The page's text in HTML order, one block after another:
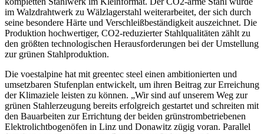
im Walzdrahtwerk zu Wälzlagerstahl weiterarbeitet, der sich durch
seine besondere Härte und Verschleißbeständigkeit auszeichnet. Die
Produktion hochwertiger, CO2-reduzierter Stahlqualitäten zählt zu
den größten technologischen Herausforderungen bei der Umstellung
zur grünen Stahlproduktion.
Die voestalpine hat mit greentec steel einen ambitionierten und
umsetzbaren Stufenplan entwickelt, um ihren Beitrag zur Erreichung
der Klimaziele leisten zu können. „Wir sind auf unserem Weg zur
grünen Stahlerzeugung bereits erfolgreich gestartet und schreiten mit
den Bauarbeiten zur Errichtung der beiden grünstrombetriebenen
Elektrolichtbogenöfen in Linz und Donawitz zügig voran. Parallel